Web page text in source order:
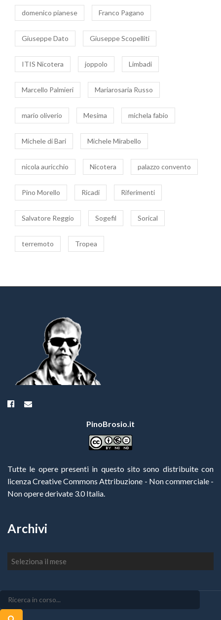
domenico pianese Franco Pagano
Giuseppe Dato Giuseppe Scopelliti
ITIS Nicotera joppolo Limbadi
Marcello Palmieri Mariarosaria Russo
mario oliverio Mesima michela fabio
Michele di Bari Michele Mirabello
nicola auricchio Nicotera palazzo convento
Pino Morello Ricadi Riferimenti
Salvatore Reggio Sogefil Sorical
terremoto Tropea
PinoBrosio.it
Tutte le opere presenti in questo sito sono distribuite con
licenza Creative Commons Attribuzione - Non commerciale -
Non opere derivate 3.0 Italia
Archivi
Archivi